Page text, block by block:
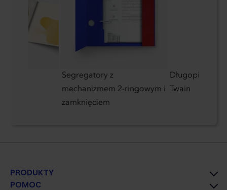
Segregatory z
mechanizmem 2-ringowym i
zamknięciem
Długopis
Twain
PRODUKTY
POMOC